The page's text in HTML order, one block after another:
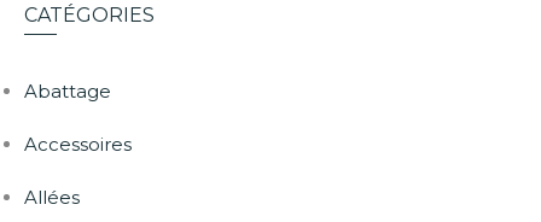
CATÉGORIES
Abattage
Accessoires
Allées